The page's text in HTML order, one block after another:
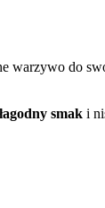
warzywo do
łagodny smak i